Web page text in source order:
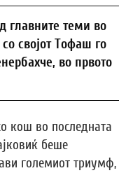
главните теми во
својот Тофаш го
во првото
кош во последната
беше
големиот триумф,